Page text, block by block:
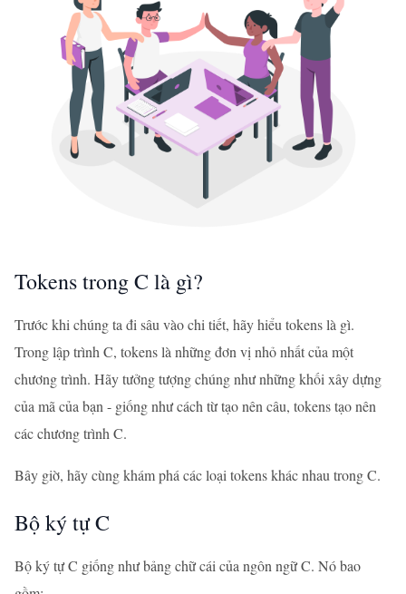
Tokens trong C là gì?
Trước khi chúng ta đi sâu vào chi tiết, hãy hiểu tokens là gì.
Trong lập trình C, tokens là những đơn vị nhỏ nhất của một
chương trình. Hãy tưởng tượng chúng như những khối xây dựng
của mã của bạn - giống như cách từ tạo nên câu, tokens tạo nên
các chương trình C.
Bây giờ, hãy cùng khám phá các loại tokens khác nhau trong C.
Bộ ký tự C
Bộ ký tự C giống như bảng chữ cái của ngôn ngữ C. Nó bao